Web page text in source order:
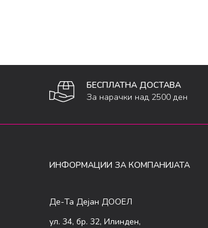
БЕСПЛАТНА ДОСТАВА
За нарачки над 2500 ден
ИНФОРМАЦИИ ЗА КОМПАНИЈАТА
Де-Та Дејан ДООЕЛ
ул. 34, бр. 32, Илинден,